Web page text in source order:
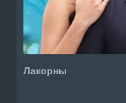
Лакорны